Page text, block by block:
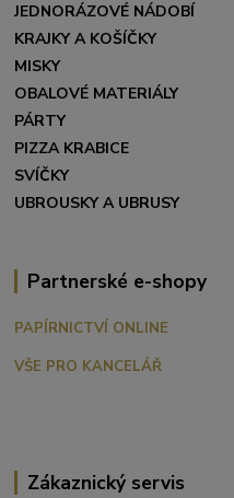
JEDNORÁZOVÉ NÁDOBÍ
KRAJKY A KOŠÍČKY
MISKY
OBALOVÉ MATERIÁLY
PÁRTY
PIZZA KRABICE
SVÍČKY
UBROUSKY A UBRUSY
Partnerské e-shopy
PAPÍRNICTVÍ ONLINE
VŠE PRO KANCELÁŘ
Zákaznický servis